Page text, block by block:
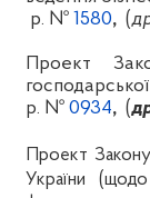
р. №1580, (
Проект
р. №0934, (
Проект Закону
України (щодо